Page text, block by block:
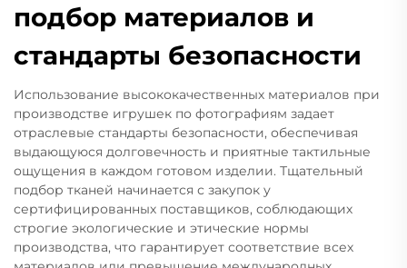
подбор материалов и
стандарты безопасности
Использование высококачественных материалов при
производстве игрушек по фотографиям задает
отраслевые стандарты безопасности, обеспечивая
выдающуюся долговечность и приятные тактильные
ощущения в каждом готовом изделии. Тщательный
подбор тканей начинается с закупок у
сертифицированных поставщиков, соблюдающих
строгие экологические и этические нормы
производства, что гарантирует соответствие всех